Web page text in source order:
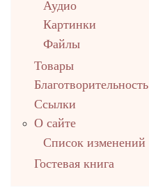
Аудио
Картинки
Файлы
Товары
Благотворительность
Ссылки
О сайте
Список изменений
Гостевая книга